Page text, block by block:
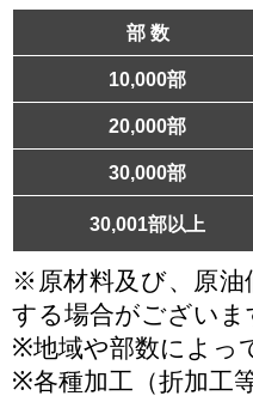
部 数
10,000部
20,000部
30,000部
30,001部以上
※原材料及び、原油
する場合がございま
※地域や部数によっ
※各種加工（折加工